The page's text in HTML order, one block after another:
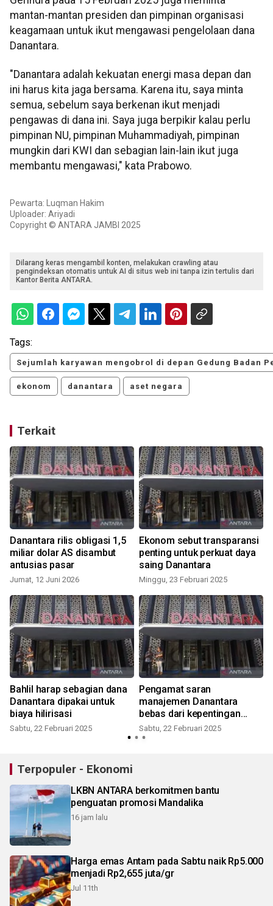
mantan-mantan presiden dan pimpinan organisasi
keagamaan untuk ikut mengawasi pengelolaan dana
Danantara.
"Danantara adalah kekuatan energi masa depan dan
ini harus kita jaga bersama. Karena itu, saya minta
semua, sebelum saya berkenan ikut menjadi
pengawas di dana ini. Saya juga berpikir kalau perlu
pimpinan NU, pimpinan Muhammadiyah, pimpinan
mungkin dari KWI dan sebagian lain-lain ikut juga
membantu mengawasi," kata Prabowo.
Pewarta: Luqman Hakim
Uploader: Ariyadi
Copyright © ANTARA JAMBI 2025
Dilarang keras mengambil konten, melakukan crawling atau
pengindeksan otomatis untuk AI di situs web ini tanpa izin tertulis dari
Kantor Berita ANTARA.
Tags:
Sejumlah karyawan mengobrol di depan Gedung Badan
ekonom danantara aset negara
Terkait
Danantara rilis obligasi 1,5
miliar dolar AS disambut
antusias pasar
Jumat, 12 Juni 2026
Ekonom sebut transparansi
penting untuk perkuat daya
saing Danantara
Minggu, 23 Februari 2025
Bahlil harap sebagian dana
Danantara dipakai untuk
biaya hilirisasi
Sabtu, 22 Februari 2025
Pengamat saran
manajemen Danantara
bebas dari kepentingan
politik
Sabtu, 22 Februari 2025
Terpopuler - Ekonomi
LKBN ANTARA berkomitmen bantu
penguatan promosi Mandalika
16 jam lalu
Harga emas Antam pada Sabtu naik Rp5.000
menjadi Rp2,655 juta/gr
Jul 11th